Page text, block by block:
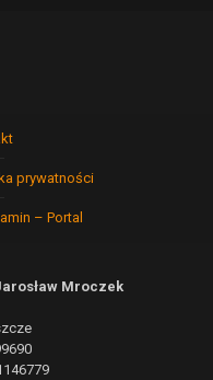
prywatności
– Portal
Mroczek